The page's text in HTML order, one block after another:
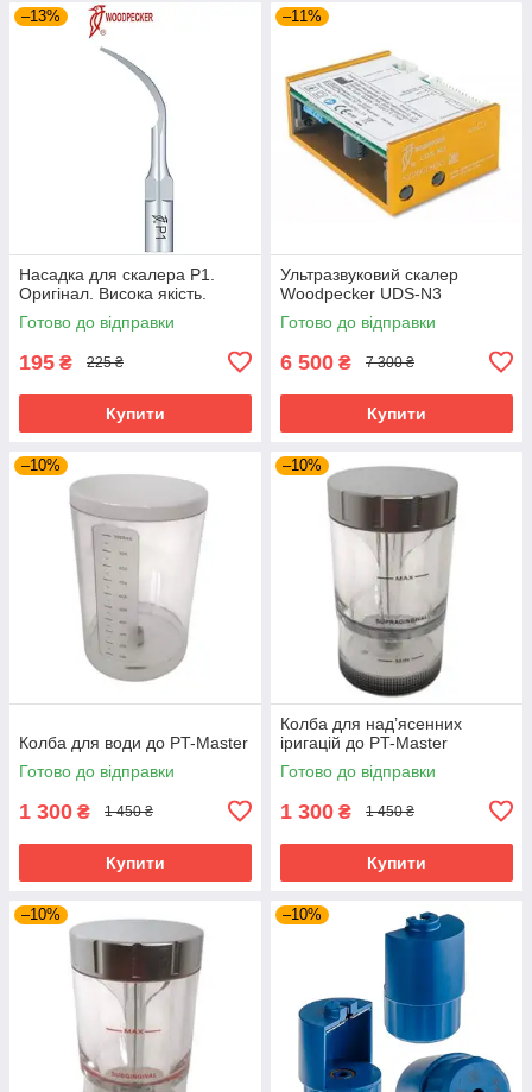
–13%
Насадка для скалера P1.
Оригінал. Висока якість.
Готово до відправки
195 ₴ 225 ₴
Купити
–11%
Ультразвуковий скалер
Woodpecker UDS-N3
Готово до відправки
6 500 ₴ 7 300 ₴
Купити
–10%
Колба для води до PT-Master
Готово до відправки
1 300 ₴ 1 450 ₴
Купити
–10%
Колба для над’ясенних
іригацій до PT-Master
Готово до відправки
1 300 ₴ 1 450 ₴
Купити
–10% –10%